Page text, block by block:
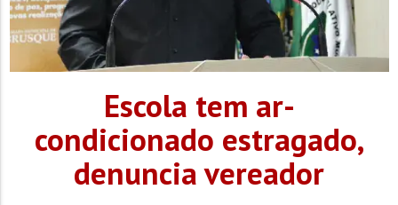
Escola tem ar-
condicionado estragado,
denuncia vereador